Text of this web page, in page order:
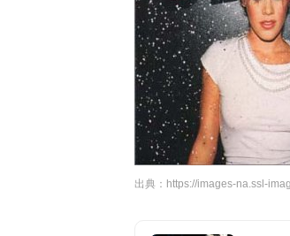
出典： https://images-na.ssl-